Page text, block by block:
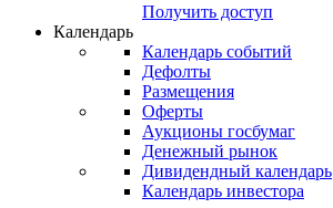
Получить доступ
Календарь
Календарь событий
Дефолты
Размещения
Оферты
Аукционы госбумаг
Денежный рынок
Дивидендный календарь
Календарь инвестора